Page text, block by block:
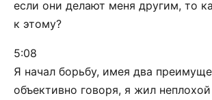
если они делают меня другим, то
к этому?
5:08
Я начал борьбу, имея два
объективно говоря, я жил